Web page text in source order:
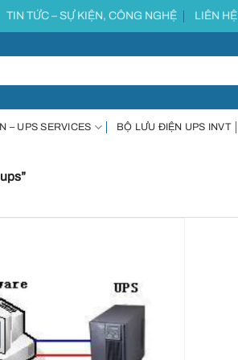
TIN TỨC – SỰ KIỆN, CÔNG NGHỆ LIÊN HỆ
– UPS SERVICES BỘ LƯU ĐIỆN UPS INVT